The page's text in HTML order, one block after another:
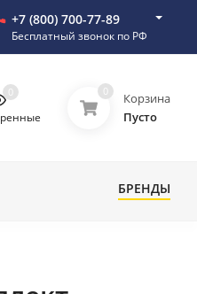
+7 (800) 700-77-89
Бесплатный звонок по РФ
0 0
Корзина
Пусто
БРЕНДЫ